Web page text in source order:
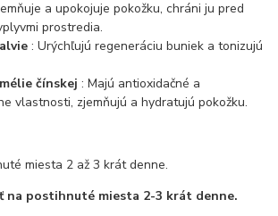
a upokojuje pokožku, chráni ju pred
prostredia.
: Urýchľujú regeneráciu buniek a tonizujú
čínskej : Majú antioxidačné a
vlastnosti, zjemňujú a hydratujú pokožku.
miesta 2 až 3 krát denne.
na postihnuté miesta 2-3 krát denne.